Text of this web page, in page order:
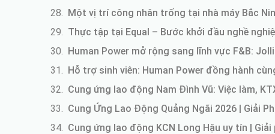
Một vị trí công nhân trống tại nhà máy Bắc
Thực tập tại Equal – Bước khởi đầu nghề
Human Power mở rộng sang lĩnh vực F&B:
Hỗ trợ sinh viên: Human Power đồng hành
Cung ứng lao động Nam Đình Vũ: Việc làm,
Cung Ứng Lao Động Quảng Ngãi 2026 | Giải
Cung ứng lao động KCN Long Hậu uy tín |